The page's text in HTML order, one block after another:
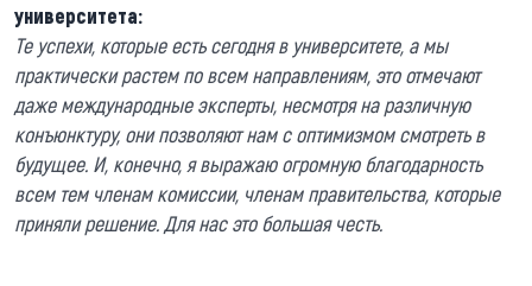
университета:
Те успехи, которые есть сегодня в университете, а мы
практически растем по всем направлениям, это отмечают
даже международные эксперты, несмотря на различную
конъюнктуру, они позволяют нам с оптимизмом смотреть в
будущее. И, конечно, я выражаю огромную благодарность
всем тем членам комиссии, членам правительства, которые
приняли решение. Для нас это большая честь.